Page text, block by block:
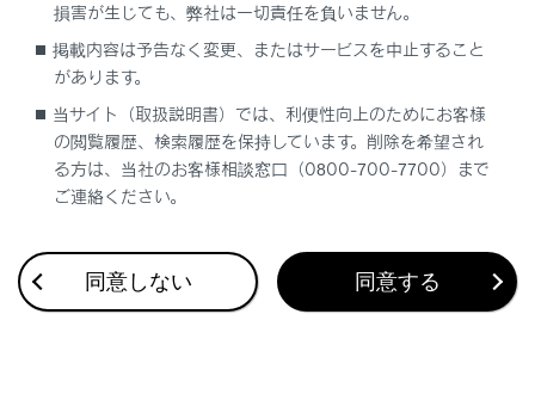
合わせて見られているページ
VICSについて
目的地検索画面の見方
地図を更新する
このページは役に立ちましたか？
損害が生じても、弊社は一切責任を負いません。
掲載内容は予告なく変更、またはサービスを中止すること
があります。
当サイト（取扱説明書）では、利便性向上のためにお客様
の閲覧履歴、検索履歴を保持しています。削除を希望され
る方は、当社のお客様相談窓口（0800-700-7700）まで
ご連絡ください。
同意しない 同意する